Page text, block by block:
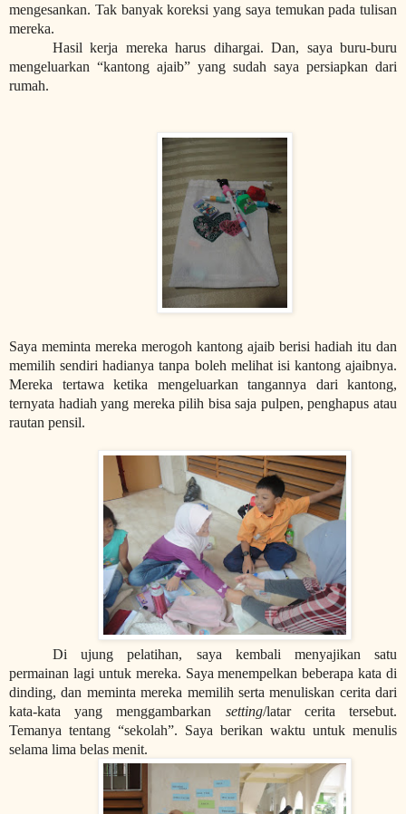
mengesankan. Tak banyak koreksi yang saya temukan pada tulisan
mereka.
Hasil kerja mereka harus dihargai. Dan, saya buru-buru
mengeluarkan “kantong ajaib” yang sudah saya persiapkan dari
rumah.
Saya meminta mereka merogoh kantong ajaib berisi hadiah itu dan
memilih sendiri hadianya tanpa boleh melihat isi kantong ajaibnya.
Mereka tertawa ketika mengeluarkan tangannya dari kantong,
ternyata hadiah yang mereka pilih bisa saja pulpen, penghapus atau
rautan pensil.
Di ujung pelatihan, saya kembali menyajikan satu
permainan lagi untuk mereka. Saya menempelkan beberapa kata di
dinding, dan meminta mereka memilih serta menuliskan cerita dari
kata-kata yang menggambarkan setting/latar cerita tersebut.
Temanya tentang “sekolah”. Saya berikan waktu untuk menulis
selama lima belas menit.